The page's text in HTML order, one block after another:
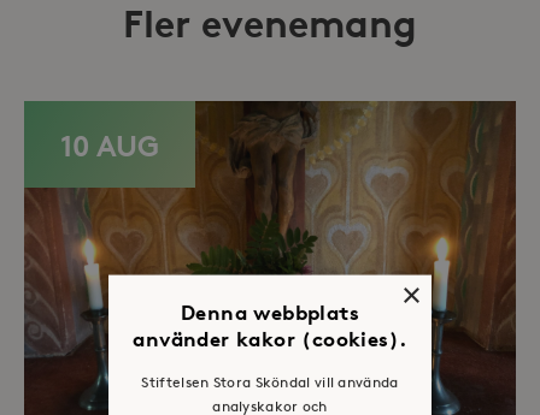
Fler evenemang
10 AUG
×
Denna webbplats
använder kakor (cookies).
Stiftelsen Stora Sköndal vill använda
analyskakor och